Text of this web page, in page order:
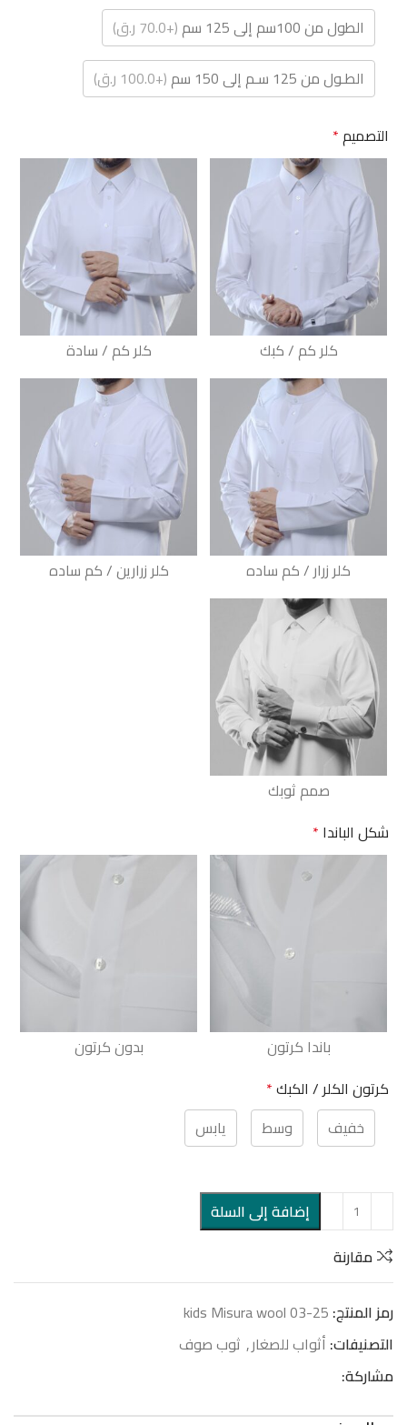
الطول من 100سم إلى 125 سم
(+70.0 ر.ق)
الطـول من 125 سـم إلى 150 سم
(+100.0 ر.ق)
التصميم*
كلر كم / كبك كلر كم / سادة
كلر زرار / كم ساده كلر زرارين / كم ساده
صمم ثوبك
شكل الباندا *
باندا كرتون
بدون كرتون
كرتون الكلر / الكبك*
خفيف
وسط يابس
إضافة إلى السلة
مقارنة
رمز المنتج: kids Misura wool 03-25
التصنيفات: أثواب للصغار, ثوب صوف
مشاركة: